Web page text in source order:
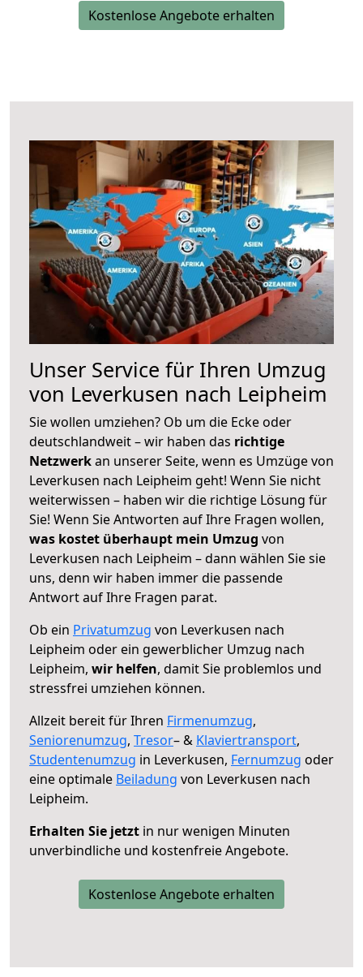
Kostenlose Angebote erhalten
Unser Service für Ihren Umzug
von Leverkusen nach Leipheim
Sie wollen umziehen? Ob um die Ecke oder
deutschlandweit – wir haben das richtige
Netzwerkan unserer Seite, wenn es Umzüge von
Leverkusen nach Leipheim geht! Wenn Sie nicht
weiterwissen – haben wir die richtige Lösung für
Sie! Wenn Sie Antworten auf Ihre Fragen wollen,
was kostet überhaupt mein Umzug von
Leverkusen nach Leipheim – dann wählen Sie sie
uns, denn wir haben immer die passende
Antwort auf Ihre Fragen parat.
Ob ein Privatumzug von Leverkusen nach
Leipheim oder ein gewerblicher Umzug nach
Leipheim, wir helfen, damit Sie problemlos und
stressfrei umziehen können.
Allzeit bereit für Ihren Firmenumzug,
Seniorenumzug, Tresor– & Klaviertransport,
Studentenumzug in Leverkusen, Fernumzug oder
eine optimale Beiladung von Leverkusen nach
Leipheim.
Erhalten Sie jetzt in nur wenigen Minuten
unverbindliche und kostenfreie Angebote.
Kostenlose Angebote erhalten